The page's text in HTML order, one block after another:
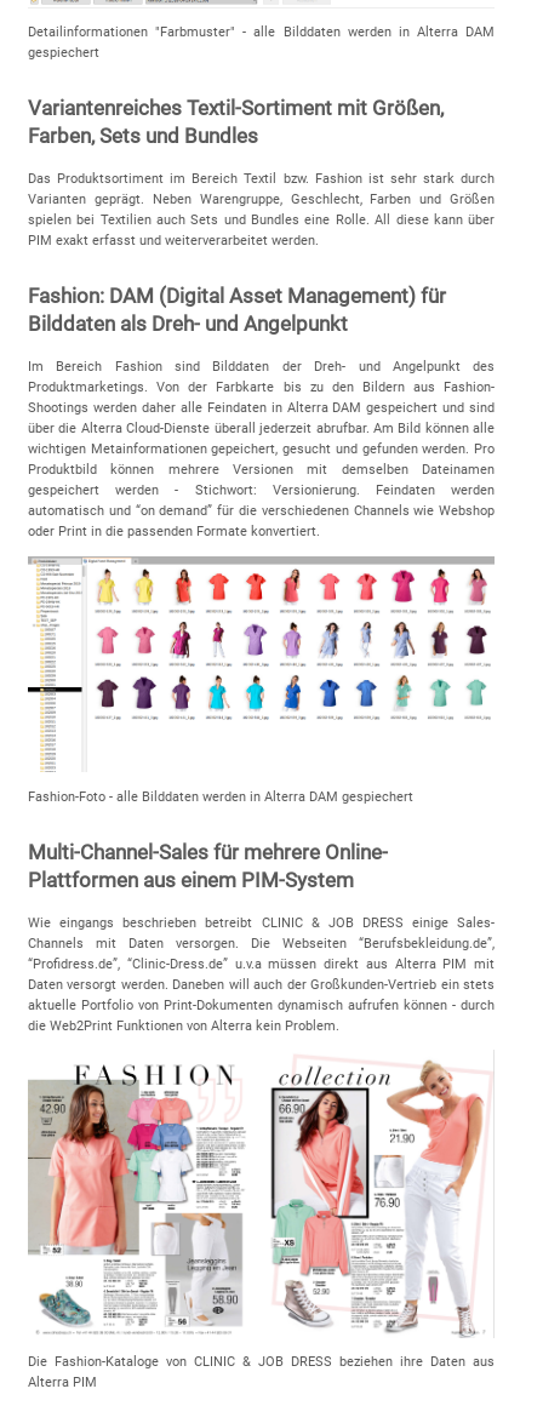
Detailinformationen "Farbmuster" - alle Bilddaten werden in Alterra DAM
gespiechert
Variantenreiches Textil-Sortiment mit Größen,
Farben, Sets und Bundles
Das Produktsortiment im Bereich Textil bzw. Fashion ist sehr stark durch
Varianten geprägt. Neben Warengruppe, Geschlecht, Farben und Größen
spielen bei Textilien auch Sets und Bundles eine Rolle. All diese kann über
PIM exakt erfasst und weiterverarbeitet werden.
Fashion: DAM (Digital Asset Management) für
Bilddaten als Dreh- und Angelpunkt
Im Bereich Fashion sind Bilddaten der Dreh- und Angelpunkt des
Produktmarketings. Von der Farbkarte bis zu den Bildern aus Fashion-
Shootings werden daher alle Feindaten in Alterra DAM gespeichert und sind
über die Alterra Cloud-Dienste überall jederzeit abrufbar. Am Bild können alle
wichtigen Metainformationen gepeichert, gesucht und gefunden werden. Pro
Produktbild können mehrere Versionen mit demselben Dateinamen
gespeichert werden - Stichwort: Versionierung. Feindaten werden
automatisch und “on demand” für die verschiedenen Channels wie Webshop
oder Print in die passenden Formate konvertiert.
Fashion-Foto - alle Bilddaten werden in Alterra DAM gespiechert
Multi-Channel-Sales für mehrere Online-
Plattformen aus einem PIM-System
Wie eingangs beschrieben betreibt CLINIC & JOB DRESS einige Sales-
Channels mit Daten versorgen. Die Webseiten “Berufsbekleidung.de”,
“Profidress.de”, “Clinic-Dress.de” u.v.a müssen direkt aus Alterra PIM mit
Daten versorgt werden. Daneben will auch der Großkunden-Vertrieb ein stets
aktuelle Portfolio von Print-Dokumenten dynamisch aufrufen können - durch
die Web2Print Funktionen von Alterra kein Problem.
Die Fashion-Kataloge von CLINIC & JOB DRESS beziehen ihre Daten aus
Alterra PIM